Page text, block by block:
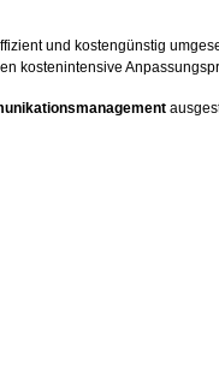
und kostengünstig
kostenintensive